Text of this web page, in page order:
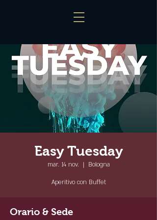
Easy Tuesday
mar. 14 nov.
  |
Bologna
Aperitivo con Buffet
Orario & Sede